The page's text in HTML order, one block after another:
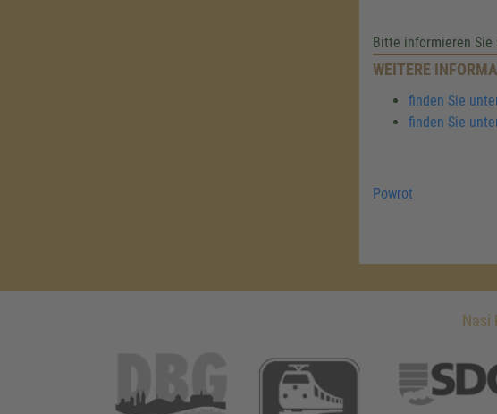
Bitte informieren
WEITERE
finden Sie
finden Sie
Powrot
Nasi